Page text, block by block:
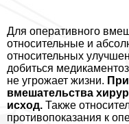
Для оперативного
относительные и
относительных
добиться
не угрожает жизни.
вмешательства
исход. Также
противопоказания к